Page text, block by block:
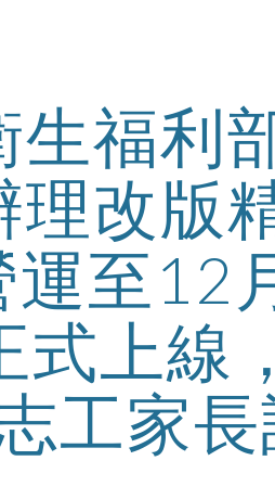
生福利
改版
運至12
式上線
工家長